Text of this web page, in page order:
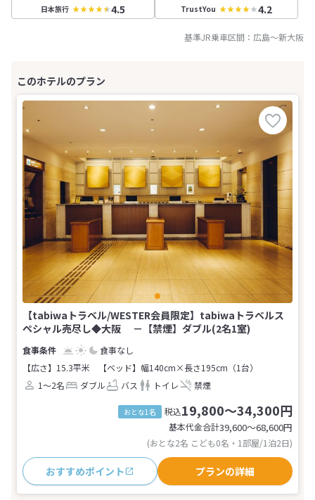
日本旅行 4.5 TrustYou 4.2
基準JR乗車区間： 広島～新大阪
【tabiwaトラベル/WESTER会員限定】tabiwaトラベルス
ペシャル売尽し◆大阪 －【禁煙】ダブル(2名1室)
食事なし
【広さ】15.3平米
【ベッド】幅140cm×長さ195cm（1台）
1～2名
ダブル バス トイレ 禁煙
おとな1名 税込19,800～34,300円
基本代金合計39,600〜68,600円
(おとな2名 こども0名・1部屋/1泊2日)
おすすめポイント プランの詳細